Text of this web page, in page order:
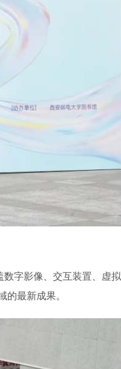
字影像、交互装置、虚拟
最新成果。